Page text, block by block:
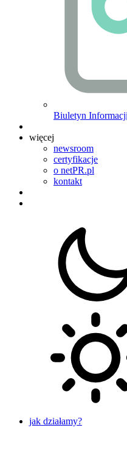
Biuletyn
więcej
newsroom
certyfikacje
o netPR.pl
kontakt
jak działamy?